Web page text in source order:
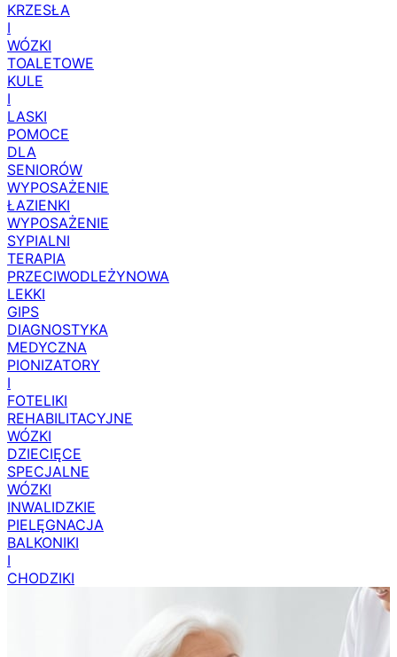
KRZESŁA
I
WÓZKI
TOALETOWE
KULE
I
LASKI
POMOCE
DLA
SENIORÓW
WYPOSAŻENIE
ŁAZIENKI
WYPOSAŻENIE
SYPIALNI
TERAPIA
PRZECIWODLEŻYNOWA
LEKKI
GIPS
DIAGNOSTYKA
MEDYCZNA
PIONIZATORY
I
FOTELIKI
REHABILITACYJNE
WÓZKI
DZIECIĘCE
SPECJALNE
WÓZKI
INWALIDZKIE
PIELĘGNACJA
BALKONIKI
I
CHODZIKI